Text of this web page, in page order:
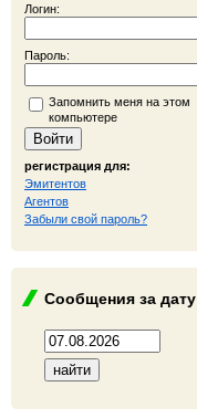
Логин:
Пароль:
Запомнить меня на этом
компьютере
регистрация для:
Эмитентов
Агентов
Забыли свой пароль?
Сообщения за дату